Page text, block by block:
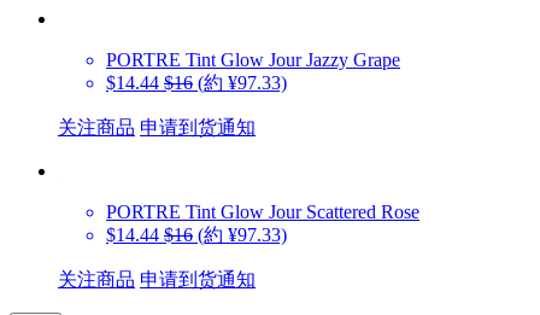
PORTRE Tint Glow Jour Jazzy Grape
$14.44 $16 (約 ¥97.33)
关注商品 申请到货通知
PORTRE Tint Glow Jour Scattered Rose
$14.44 $16 (約 ¥97.33)
关注商品 申请到货通知